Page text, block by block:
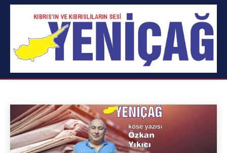
ÖZKAN YIKICI